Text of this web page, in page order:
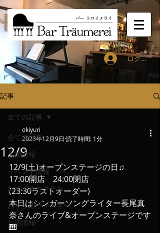
ログイン
記事
全ての記事
入荷情報
イベント情報
おすすめカクテル
おすすめウィスキー
お店情報
全ての記事
12/9
okiyuri
2023年12月9日 読了時間: 1分
12/9(土)オープンステージの日♫
17:00開店　24:00閉店
(23:30ラストオーダー)
本日はシンガーソングライター長尾真
奈さんのライブ&オープンステージです
🎹